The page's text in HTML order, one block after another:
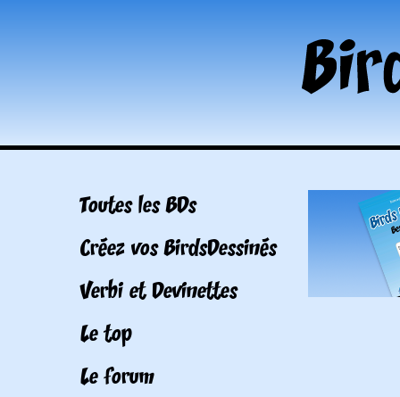
Toutes les BDs
Créez vos BirdsDessinés
Verbi et Devinettes
Le top
Le forum